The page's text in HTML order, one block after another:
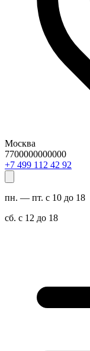
Москва
7700000000000
29 24 211 994 7+
пн. — пт. с 10 до 18
сб. с 12 до 18